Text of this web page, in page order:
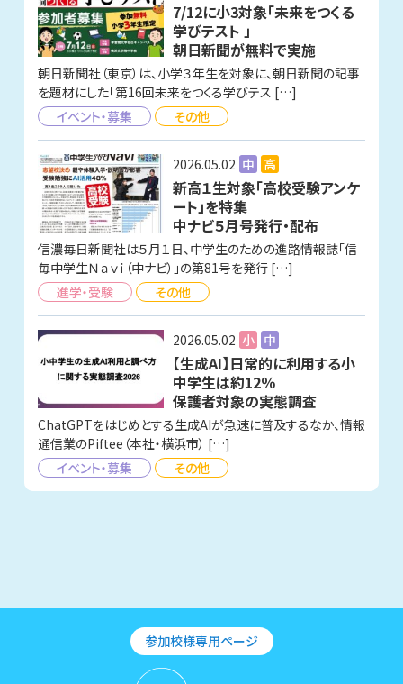
7/12に小3対象「未来をつくる
学びテスト 」
朝日新聞が無料で実施
朝日新聞社（東京）は、小学３年生を対象に、朝日新聞の記事
を題材にした「第16回未来をつくる学びテス […]
イベント・募集
その他
2026.05.02 中 高
新高１生対象「高校受験アンケ
ート」を特集
中ナビ５月号発行・配布
信濃毎日新聞社は５月１日、中学生のための進路情報誌「信
毎中学生Ｎａｖｉ（中ナビ）」の第81号を発行 […]
進学・受験
その他
2026.05.02 小 中
【生成AI】日常的に利用する小
中学生は約12％
保護者対象の実態調査
ChatGPTをはじめとする生成AIが急速に普及するなか、情報
通信業のPiftee（本社・横浜市） […]
イベント・募集
その他
参加校様専用ページ